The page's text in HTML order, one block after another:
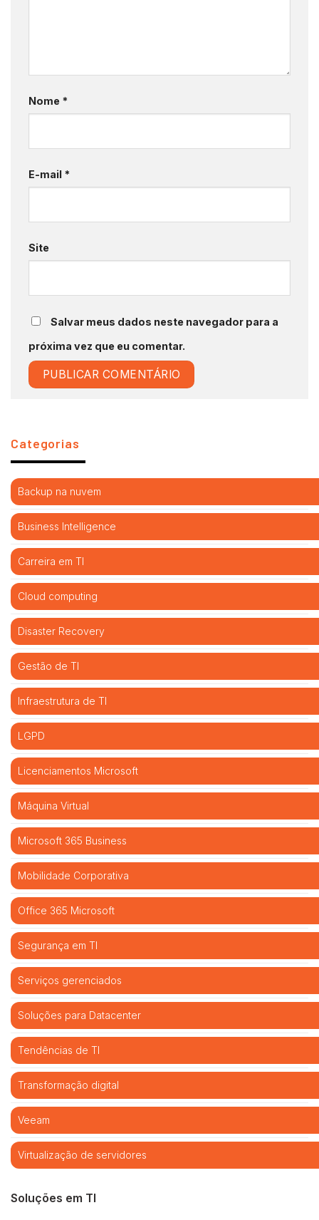
Nome *
E-mail *
Site
Salvar meus dados neste navegador para a
próxima vez que eu comentar.
Categorias
Backup na nuvem
Business Intelligence
Carreira em TI
Cloud computing
Disaster Recovery
Gestão de TI
Infraestrutura de TI
LGPD
Licenciamentos Microsoft
Máquina Virtual
Microsoft 365 Business
Mobilidade Corporativa
Office 365 Microsoft
Segurança em TI
Serviços gerenciados
Soluções para Datacenter
Tendências de TI
Transformação digital
Veeam
Virtualização de servidores
Soluções em TI